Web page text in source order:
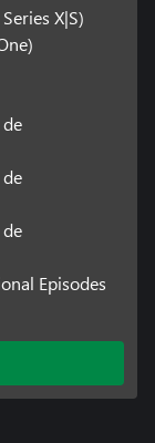
X|S)
de
de
de
Episodes